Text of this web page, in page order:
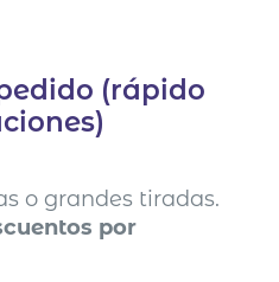
(rápido
o grandes tiradas.
por